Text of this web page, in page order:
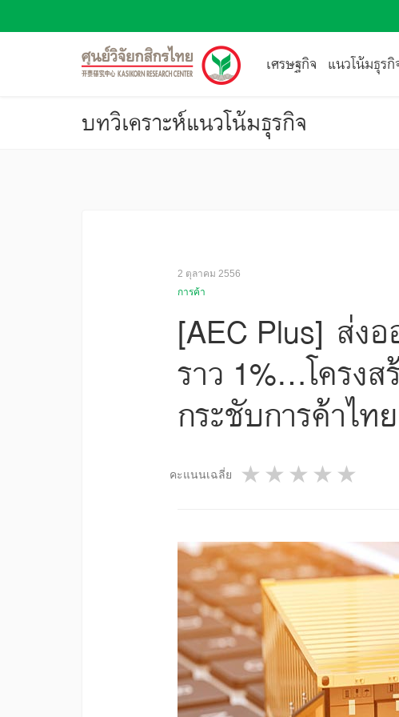
เศรษฐกิจ แนวโน้มธุรกิ
บทวิเคราะห์แนวโน้มธุรกิจ
2 ตุลาคม 2556
การค้า
[AEC Plus] ส่ง
ราว 1%...โครง
กระชับการค้าไ
คะแนนเฉลี่ย 4 stars
3 stars
2 stars
1 star